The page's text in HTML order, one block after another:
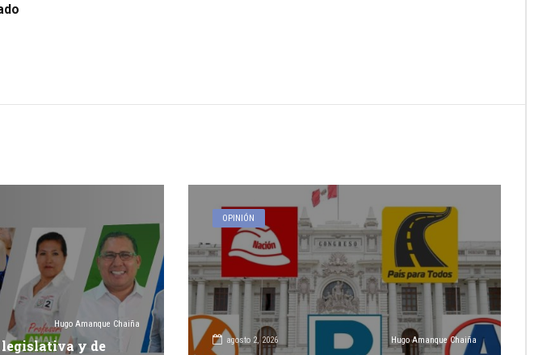
Hugo Amanque Chaiña
legislativa y de
OPINIÓN
agosto 2, 2026 Hugo Amanque Chaiña